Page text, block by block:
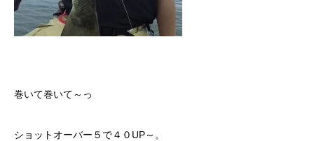
巻いて巻いて～っ
ショットオーバー５で４０UP～。